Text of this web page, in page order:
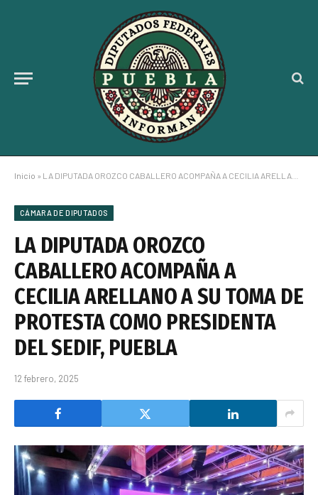
Inicio » LA DIPUTADA OROZCO CABALLERO ACOMPAÑA A CECILIA ARELLANO A SU TOMA DE PROTESTA COMO PRESIDENTA DEL SEDIF, PUEBLA
CÁMARA DE DIPUTADOS
LA DIPUTADA OROZCO
CABALLERO ACOMPAÑA A
CECILIA ARELLANO A SU TOMA DE
PROTESTA COMO PRESIDENTA
DEL SEDIF, PUEBLA
12 febrero, 2025